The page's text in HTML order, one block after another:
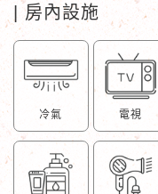
| 房內設施
冷氣 電視